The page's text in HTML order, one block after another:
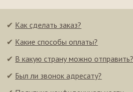
✔ Как сделать заказ?
✔ Какие способы оплаты?
✔ В какую страну можно отправить?
✔ Был ли звонок адресату?